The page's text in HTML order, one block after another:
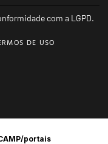
com a LGPD.
DE USO
portais